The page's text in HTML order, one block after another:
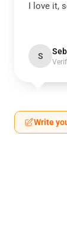
I love it,
S
Write